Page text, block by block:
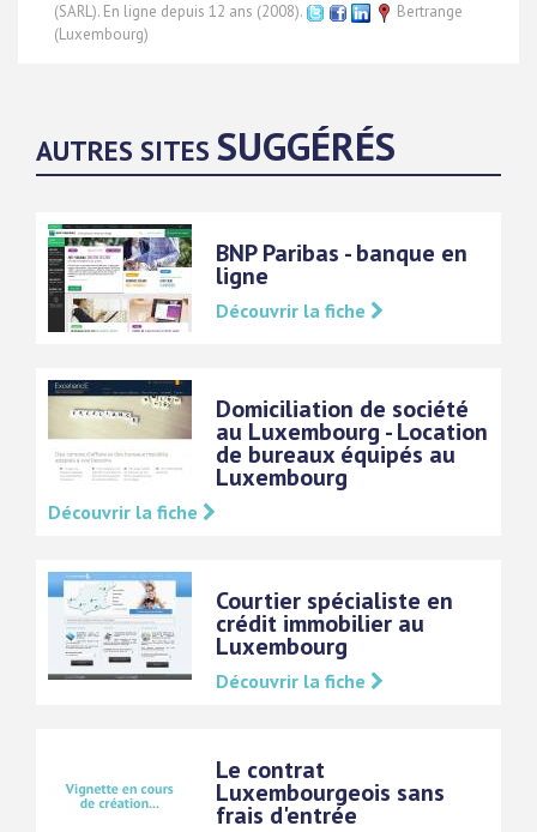
(SARL). En ligne depuis 12 ans (2008).
Bertrange
(Luxembourg)
AUTRES SITES SUGGÉRÉS
BNP Paribas - banque en
ligne
Découvrir la fiche
Domiciliation de société
au Luxembourg - Location
de bureaux équipés au
Luxembourg
Découvrir la fiche
Courtier spécialiste en
crédit immobilier au
Luxembourg
Découvrir la fiche
Le contrat
Luxembourgeois sans
frais d'entrée